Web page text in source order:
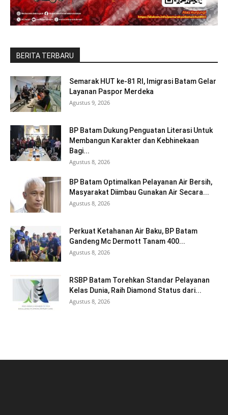
BERITA TERBARU
Semarak HUT ke-81 RI, Imigrasi Batam Gelar
Layanan Paspor Merdeka
Agustus 9, 2026
BP Batam Dukung Penguatan Literasi Untuk
Membangun Karakter dan Kebhinekaan
Bagi...
Agustus 8, 2026
BP Batam Optimalkan Pelayanan Air Bersih,
Masyarakat Diimbau Gunakan Air Secara...
Agustus 8, 2026
Perkuat Ketahanan Air Baku, BP Batam
Gandeng Mc Dermott Tanam 400...
Agustus 8, 2026
RSBP Batam Torehkan Standar Pelayanan
Kelas Dunia, Raih Diamond Status dari...
Agustus 8, 2026